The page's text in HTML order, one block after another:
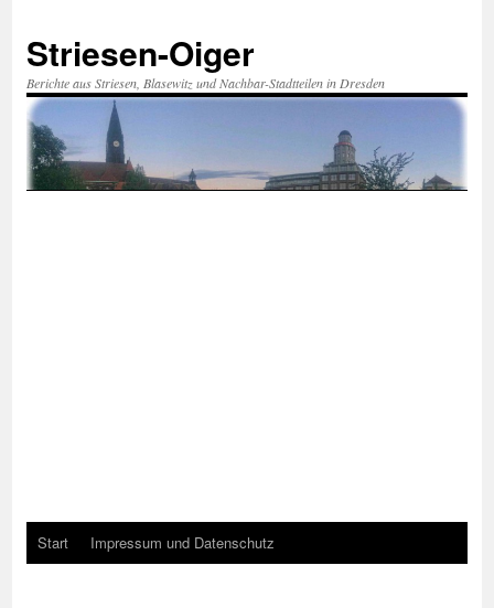
springen
Striesen-Oiger
Berichte aus Striesen, Blasewitz und Nachbar-Stadtteilen in Dresden
Start Impressum und Datenschutz